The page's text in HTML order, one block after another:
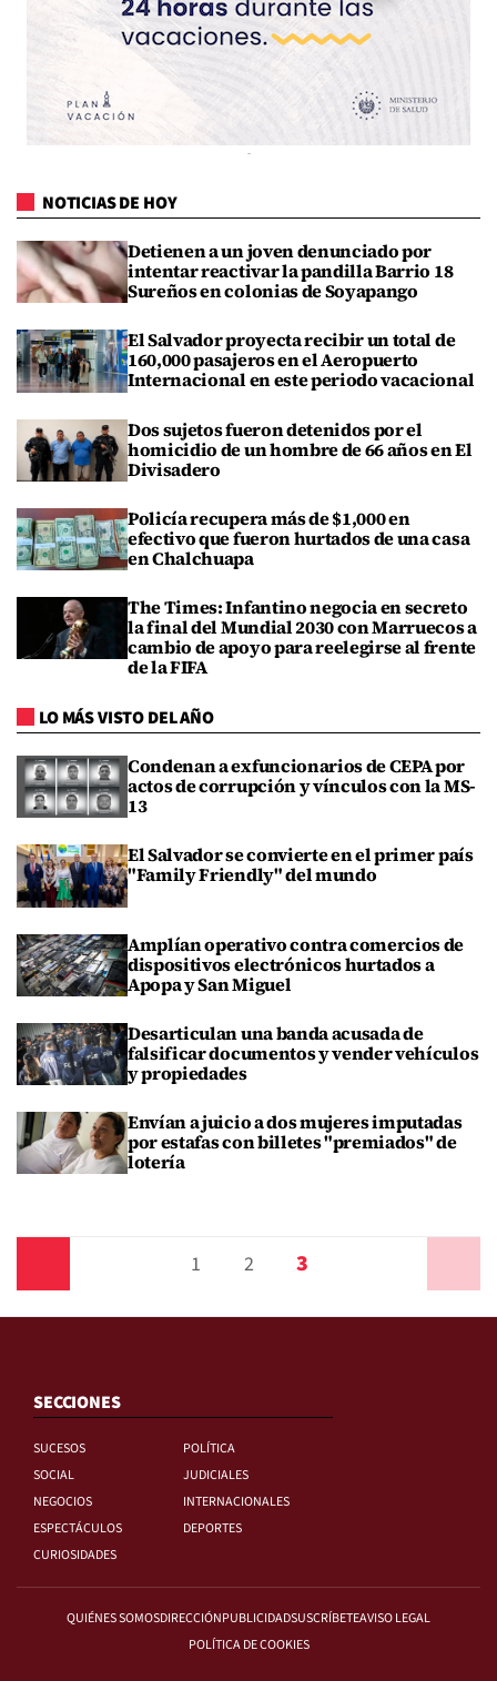
NOTICIAS DE HOY
Detienen a un joven denunciado por
intentar reactivar la pandilla Barrio 18
Sureños en colonias de Soyapango
El Salvador proyecta recibir un total de
160,000 pasajeros en el Aeropuerto
Internacional en este periodo vacacional
Dos sujetos fueron detenidos por el
homicidio de un hombre de 66 años en El
Divisadero
Policía recupera más de $1,000 en
efectivo que fueron hurtados de una casa
en Chalchuapa
The Times: Infantino negocia en secreto
la final del Mundial 2030 con Marruecos a
cambio de apoyo para reelegirse al frente
de la FIFA
LO MÁS VISTO DEL AÑO
Condenan a exfuncionarios de CEPA por
actos de corrupción y vínculos con la MS-
13
El Salvador se convierte en el primer país
"Family Friendly" del mundo
Amplían operativo contra comercios de
dispositivos electrónicos hurtados a
Apopa y San Miguel
Desarticulan una banda acusada de
falsificar documentos y vender vehículos
y propiedades
Envían a juicio a dos mujeres imputadas
por estafas con billetes "premiados" de
lotería
1 2 3
SECCIONES
SUCESOS
POLÍTICA
SOCIAL
JUDICIALES
NEGOCIOS
INTERNACIONALES
ESPECTÁCULOS
DEPORTES
CURIOSIDADES
QUIÉNES SOMOSDIRECCIÓNPUBLICIDADSUSCRÍBETEAVISO LEGAL
POLÍTICA DE COOKIES